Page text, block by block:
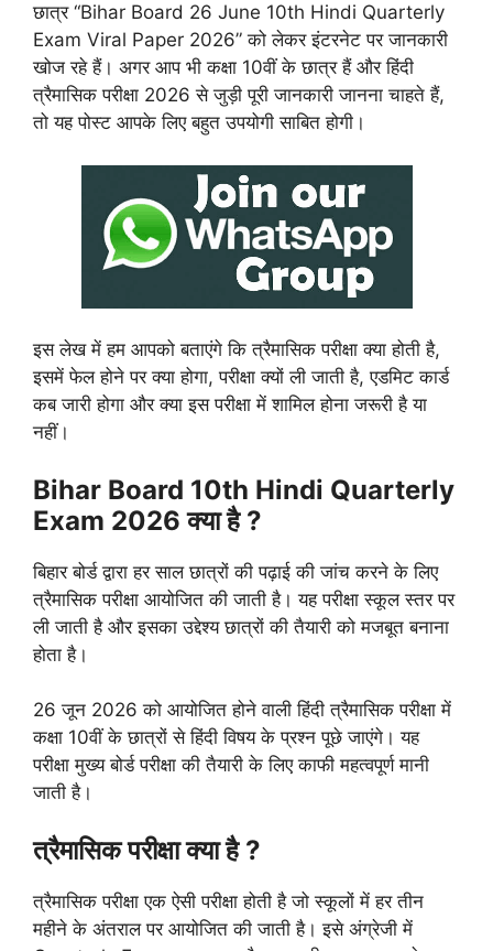
छात्र “Bihar Board 26 June 10th Hindi Quarterly
Exam Viral Paper 2026” को लेकर इंटरनेट पर जानकारी
खोज रहे हैं। अगर आप भी कक्षा 10वीं के छात्र हैं और हिंदी
त्रैमासिक परीक्षा 2026 से जुड़ी पूरी जानकारी जानना चाहते हैं,
तो यह पोस्ट आपके लिए बहुत उपयोगी साबित होगी।
इस लेख में हम आपको बताएंगे कि त्रैमासिक परीक्षा क्या होती है,
इसमें फेल होने पर क्या होगा, परीक्षा क्यों ली जाती है, एडमिट कार्ड
कब जारी होगा और क्या इस परीक्षा में शामिल होना जरूरी है या
नहीं।
Bihar Board 10th Hindi Quarterly
Exam 2026 क्या है ?
बिहार बोर्ड द्वारा हर साल छात्रों की पढ़ाई की जांच करने के लिए
त्रैमासिक परीक्षा आयोजित की जाती है। यह परीक्षा स्कूल स्तर पर
ली जाती है और इसका उद्देश्य छात्रों की तैयारी को मजबूत बनाना
होता है।
26 जून 2026 को आयोजित होने वाली हिंदी त्रैमासिक परीक्षा में
कक्षा 10वीं के छात्रों से हिंदी विषय के प्रश्न पूछे जाएंगे। यह
परीक्षा मुख्य बोर्ड परीक्षा की तैयारी के लिए काफी महत्वपूर्ण मानी
जाती है।
त्रैमासिक परीक्षा क्या है ?
त्रैमासिक परीक्षा एक ऐसी परीक्षा होती है जो स्कूलों में हर तीन
महीने के अंतराल पर आयोजित की जाती है। इसे अंग्रेजी में